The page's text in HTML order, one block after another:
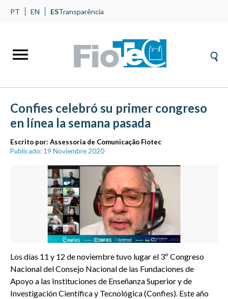
PT EN ESTransparência
Confies celebró su primer congreso
en línea la semana pasada
Escrito por: Assessoria de Comunicação Fiotec
Publicado: 19 Noviembre 2020
Los días 11 y 12 de noviembre tuvo lugar el 3º Congreso
Nacional del Consejo Nacional de las Fundaciones de
Apoyo a las Instituciones de Enseñanza Superior y de
Investigación Científica y Tecnológica (Confies). Este año